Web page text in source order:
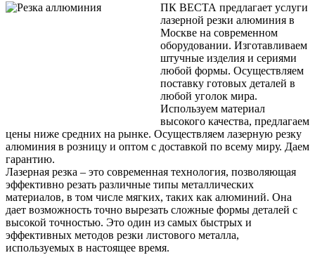
ПК ВЕСТА предлагает услуги
лазерной резки алюминия в
Москве на современном
оборудовании. Изготавливаем
штучные изделия и сериями
любой формы. Осуществляем
поставку готовых деталей в
любой уголок мира.
Используем материал
высокого качества, предлагаем
цены ниже средних на рынке. Осуществляем лазерную резку
алюминия в розницу и оптом с доставкой по всему миру. Даем
гарантию.
Лазерная резка – это современная технология, позволяющая
эффективно резать различные типы металлических
материалов, в том числе мягких, таких как алюминий. Она
дает возможность точно вырезать сложные формы деталей с
высокой точностью. Это один из самых быстрых и
эффективных методов резки листового металла,
используемых в настоящее время.